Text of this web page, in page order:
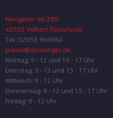
Nevigeser Str.289
42553 Velbert-Tönisheide
Tel.: 02053 969060
praxis@atzwanger.de
Montag: 9 - 12 und 15 - 17 Uhr
Dienstag: 9 - 12 und 15 - 17 Uhr
Mittwoch: 9 - 12 Uhr
Donnerstag: 9 - 12 und 15 - 17 Uhr
Freitag: 9 - 12 Uhr